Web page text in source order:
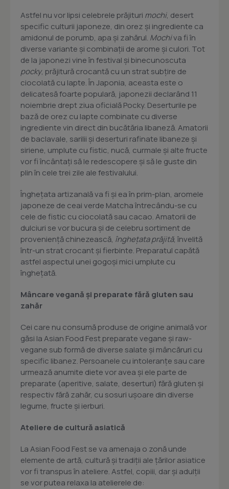
Astfel nu vor lipsi celebrele prăjituri mochi, desert
specific culturii japoneze, din orez și ingrediente ca
amidonul de porumb, apa și zahărul. Mochiva fi în
diverse variante și combinații de arome și culori. Tot
de la japonezi vine în festival și binecunoscuta
pocky, prăjitură crocantă cu un strat subțire de
ciocolată cu lapte. În Japonia, aceasta este o
delicatesă foarte populară, japonezii declarând 11
noiembrie drept ziua oficială Pocky. Deserturile pe
bază de orez cu lapte combinate cu diverse
ingrediente vin direct din bucătăria libaneză. Amatorii
de baclavale, sarilii și deserturi rafinate libaneze și
siriene, umplute cu fistic, nucă, curmale și alte fructe
vor fi încântați să le redescopere și să le guste din
plin în cele trei zile ale festivalului.
Înghețata artizanală va fi și ea în prim-plan, aromele
japoneze de ceai verde Matcha întrecându-se cu
cele de fistic cu ciocolată sau cacao. Amatorii de
dulciuri se vor bucura și de celebru sortiment de
proveniență chinezească, înghețata prăjită, învelită
într-un strat crocant și fierbinte. Preparatul capătă
astfel aspectul unei gogoși mici umplute cu
înghețată.
Mâncare vegană și preparate fără gluten sau
zahăr
Cei care nu consumă produse de origine animală vor
găsi la Asian Food Fest preparate vegane și raw-
vegane sub formă de diverse salate și mâncăruri cu
specific libanez. Persoanele cu intoleranțe sau care
urmează anumite diete vor avea și ele parte de
preparate (aperitive, salate, deserturi) fără gluten și
respectiv fără zahăr, cu sosuri ușoare din diverse
legume, fructe și ierburi.
Ateliere de cultură asiatică
La Asian Food Fest se va amenaja o zonă unde
elemente de artă, cultură și tradiții ale țărilor asiatice
vor fi transpus în ateliere. Astfel, copiii, dar și adulții
se vor putea relaxa la atelierele de: